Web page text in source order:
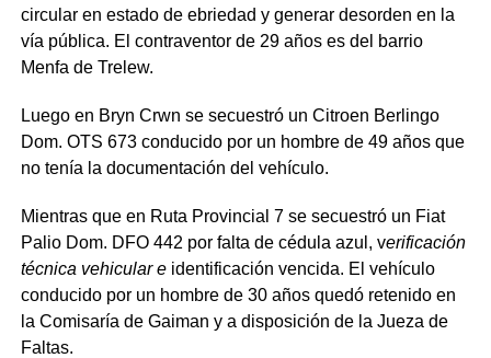
circular en estado de ebriedad y generar desorden en la
vía pública. El contraventor de 29 años es del barrio
Menfa de Trelew.
Luego en Bryn Crwn se secuestró un Citroen Berlingo
Dom. OTS 673 conducido por un hombre de 49 años que
no tenía la documentación del vehículo.
Mientras que en Ruta Provincial 7 se secuestró un Fiat
Palio Dom. DFO 442 por falta de cédula azul, verificación
técnica vehicular e identificación vencida. El vehículo
conducido por un hombre de 30 años quedó retenido en
la Comisaría de Gaiman y a disposición de la Jueza de
Faltas.